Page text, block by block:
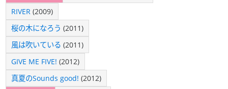
RIVER (2009)
桜の木になろう (2011)
風は吹いている (2011)
GIVE ME FIVE! (2012)
真夏のSounds good! (2012)